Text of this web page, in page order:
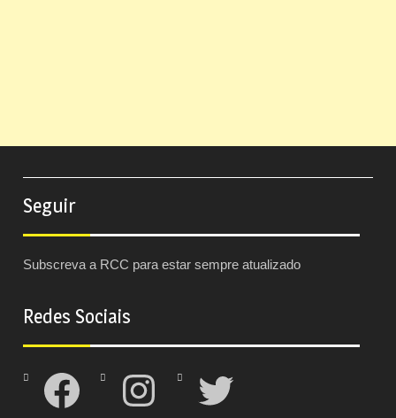
Seguir
Subscreva a RCC para estar sempre atualizado
Redes Sociais
Facebook Instagram Twitter